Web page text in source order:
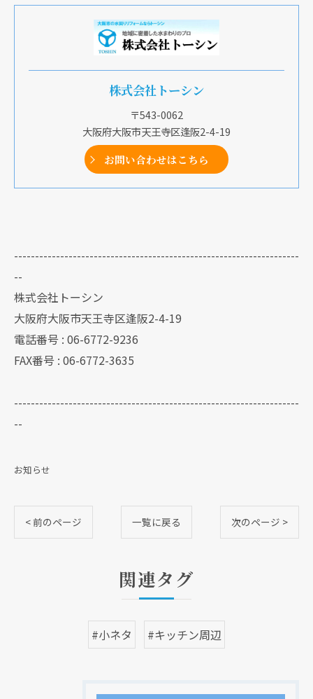
株式会社トーシン
〒543-0062
大阪府大阪市天王寺区逢阪2-4-19
お問い合わせはこちら
--------------------------------------------------------------------
--
株式会社トーシン
大阪府大阪市天王寺区逢阪2-4-19
電話番号 : 06-6772-9236
FAX番号 : 06-6772-3635
--------------------------------------------------------------------
--
お知らせ
< 前のページ 一覧に戻る 次のページ >
関連タグ
#小ネタ #キッチン周辺